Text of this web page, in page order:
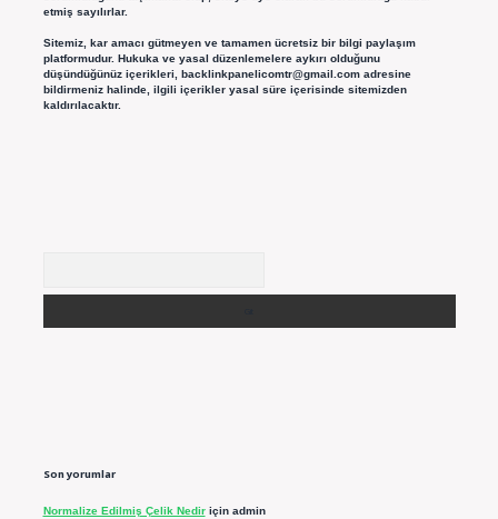
etmiş sayılırlar.
Sitemiz, kar amacı gütmeyen ve tamamen ücretsiz bir bilgi paylaşım
platformudur. Hukuka ve yasal düzenlemelere aykırı olduğunu
düşündüğünüz içerikleri, backlinkpanelicomtr@gmail.comadresine
bildirmeniz halinde, ilgili içerikler yasal süre içerisinde sitemizden
kaldırılacaktır.
Son yorumlar
Normalize Edilmiş Çelik Nediriçin admin